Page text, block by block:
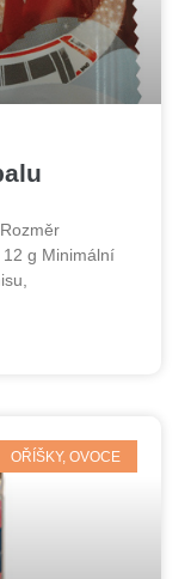
g Minimální
OŘÍŠKY, OVOCE